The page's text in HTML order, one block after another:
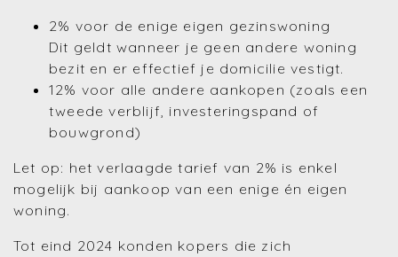
2% voor de enige eigen gezinswoning
Dit geldt wanneer je geen andere woning
bezit en er effectief je domicilie vestigt.
12% voor alle andere aankopen (zoals een
tweede verblijf, investeringspand of
bouwgrond)
Let op: het verlaagde tarief van 2% is enkel
mogelijk bij aankoop van een enige én eigen
woning.
Tot eind 2024 konden kopers die zich